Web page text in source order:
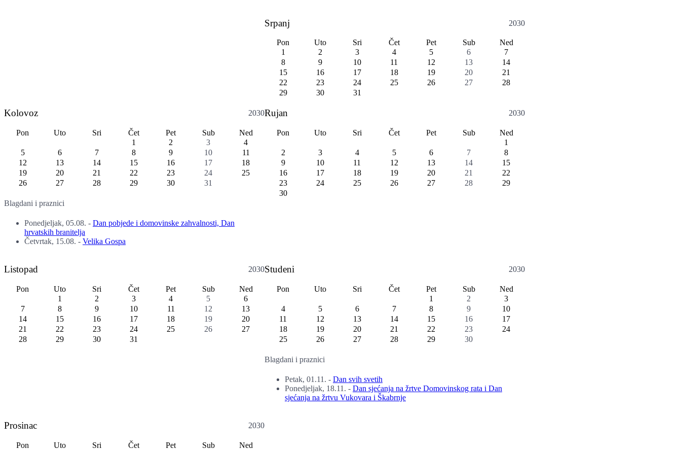
Srpanj 2030
Pon Uto Sri Čet Pet Sub
Ned
1
2 3 4 5 6
7
8
9 10 11 12 13
14
15
16 17 18 19 20
21
22
23 24 25 26 27
28
29
30 31
Kolovoz 2030
Pon Uto Sri Čet Pet Sub
Ned
1
2 3
4
5
6 7 8 9 10
11
12
13 14 15 16 17
18
19
20 21 22 23 24
25
26
27 28 29 30 31
Blagdani i praznici
Ponedjeljak, 05.08. - Dan pobjede i domovinske zahvalnosti, Dan
hrvatskih branitelja
Četvrtak, 15.08. - Velika Gospa
Rujan 2030
Pon Uto Sri Čet Pet Sub
Ned
1
2
3 4 5 6 7
8
9
10 11 12 13 14
15
16
17 18 19 20 21
22
23
24 25 26 27 28
29
30
Listopad 2030
Pon Uto Sri Čet Pet Sub
Ned
1
2 3 4 5
6
7
8 9 10 11 12
13
14
15 16 17 18 19
20
21
22 23 24 25 26
27
28
29 30 31
Studeni 2030
Pon Uto Sri Čet Pet Sub
Ned
1
2
3
4
5 6 7 8 9
10
11
12 13 14 15 16
17
18
19 20 21 22 23
24
25
26 27 28 29 30
Blagdani i praznici
Petak, 01.11. - Dan svih svetih
Ponedjeljak, 18.11. - Dan sjećanja na žrtve Domovinskog rata i Dan
sjećanja na žrtvu Vukovara i Škabrnje
Prosinac 2030
Pon Uto Sri Čet Pet Sub
Ned